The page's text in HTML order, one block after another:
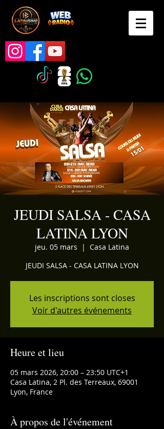
JEUDI SALSA - CASA
LATINA LYON
jeu. 05 mars
  |
Casa Latina
JEUDI SALSA - CASA LATINA LYON
Les inscriptions sont closes
Voir d'autres événements
Heure et lieu
05 mars 2026, 20:00 – 23:50 UTC+1
Casa Latina, 2 Pl. des Terreaux, 69001
Lyon, France
À propos de l'événement